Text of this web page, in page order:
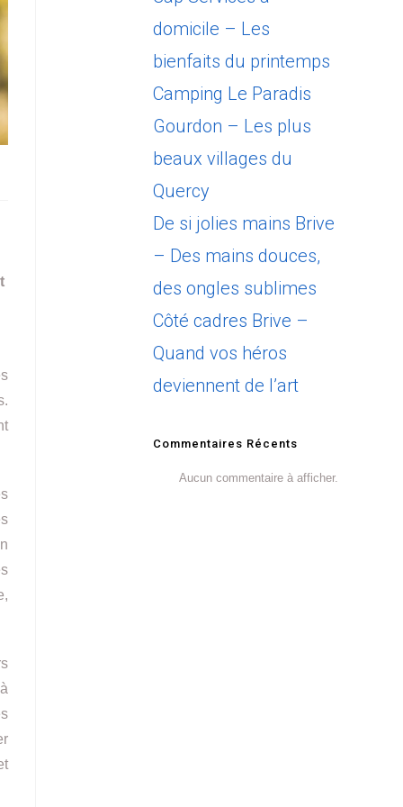
domicile – Les
bienfaits du printemps
Camping Le Paradis
Gourdon – Les plus
beaux villages du
Quercy
De si jolies mains Brive
– Des mains douces,
des ongles sublimes
Côté cadres Brive –
Quand vos héros
deviennent de l’art
Commentaires Récents
Aucun commentaire à afficher.